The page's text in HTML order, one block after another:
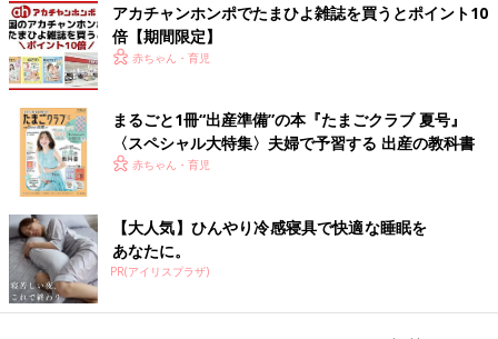
アカチャンホンポでたまひよ雑誌を買うとポイント10
倍【期間限定】
赤ちゃん・育児
まるごと1冊“出産準備”の本『たまごクラブ 夏号』
〈スペシャル大特集〉夫婦で予習する 出産の教科書
赤ちゃん・育児
【大人気】ひんやり冷感寝具で快適な睡眠を
あなたに。
PR(アイリスプラザ)